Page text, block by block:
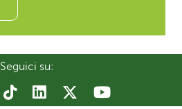
Seguici su: